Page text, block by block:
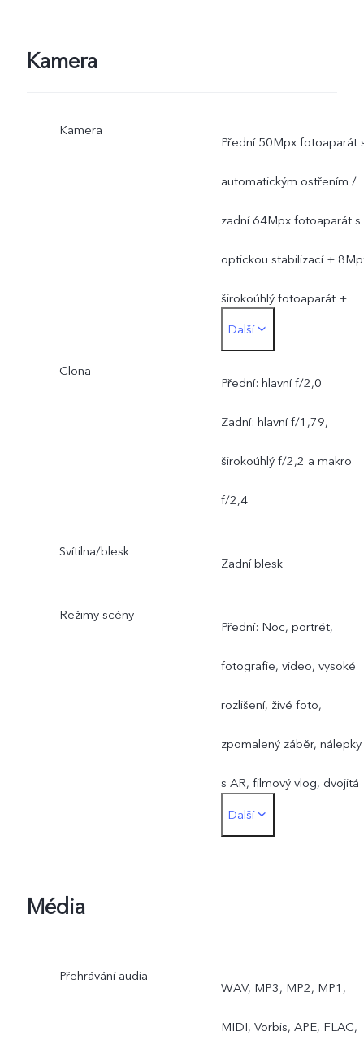
Kamera
Kamera
Přední 50Mpx fotoaparát
automatickým ostřením /
zadní 64Mpx fotoaparát s
optickou stabilizací +
širokoúhlý fotoaparát +
2Mpx makro fotoaparát
Další
Clona
Přední: hlavní f/2,0
Zadní: hlavní f/1,79,
širokoúhlý f/2,2 a makro
f/2,4
Svítilna/blesk
Zadní blesk
Režimy scény
Přední: Noc, portrét,
fotografie, video, vysoké
rozlišení, živé foto,
zpomalený záběr, nálepky
s AR, filmový vlog, dvojitá
expozice, dvojí zobrazení
Další
Média
Přehrávání audia
WAV, MP3, MP2, MP1,
MIDI, Vorbis, APE, FLAC,